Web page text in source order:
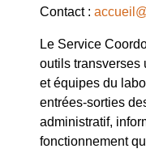
Contact :
Le Service
outils transverses
et équipes du
entrées-sorties
administratif,
fonctionnement